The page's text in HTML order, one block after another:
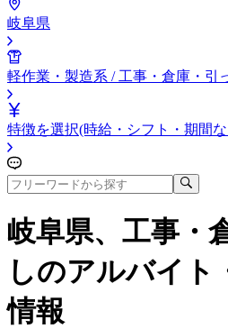
岐阜県
軽作業・製造系 / 工事・倉庫・引
特徴を選択(時給・シフト・期間
岐阜県、工事・
しのアルバイト
情報